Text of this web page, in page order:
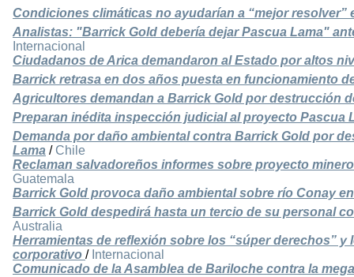
Condiciones climáticas no ayudarían a “mejor resolver”
Analistas: "Barrick Gold debería dejar Pascua Lama"
Internacional
Ciudadanos de Arica demandaron al Estado por altos
Barrick retrasa en dos años puesta en funcionamiento
Agricultores demandan a Barrick Gold por destrucción
Preparan inédita inspección judicial al proyecto Pascua
Demanda por daño ambiental contra Barrick Gold por
Lama / Chile
Reclaman salvadoreños informes sobre proyecto
Guatemala
Barrick Gold provoca daño ambiental sobre río Conay
Barrick Gold despedirá hasta un tercio de su personal
Australia
Herramientas de reflexión sobre los “súper derechos” y
corporativo / Internacional
Comunicado de la Asamblea de Bariloche contra la